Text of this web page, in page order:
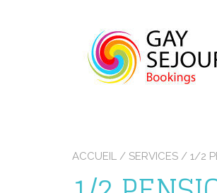
ACCUEIL / SERVICES / 1/2